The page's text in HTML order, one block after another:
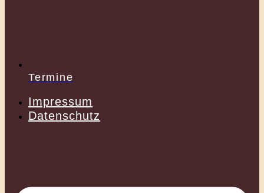
Termine
Impressum
Datenschutz